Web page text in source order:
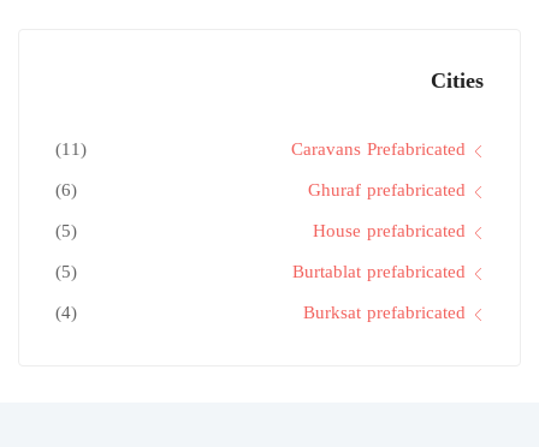
Cities
Caravans Prefabricated
(11)
Ghuraf prefabricated
(6)
House prefabricated
(5)
Burtablat prefabricated
(5)
Burksat prefabricated
(4)